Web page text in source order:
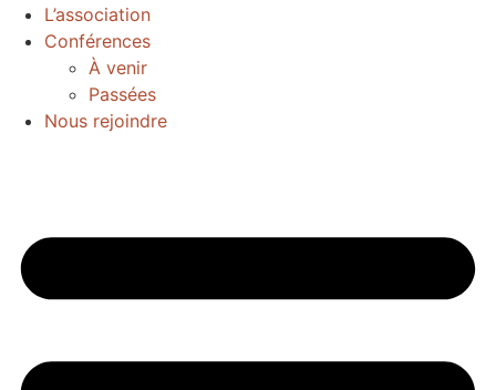
L’association
Conférences
À venir
Passées
Nous rejoindre